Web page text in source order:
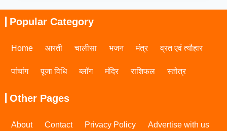
Popular Category
Home आरती चालीसा भजन मंत्र व्रत एवं त्यौहार
पांचांग पूजा विधि ब्लॉग मंदिर राशिफल स्तोत्र
Other Pages
About Contact Privacy Policy Advertise with us